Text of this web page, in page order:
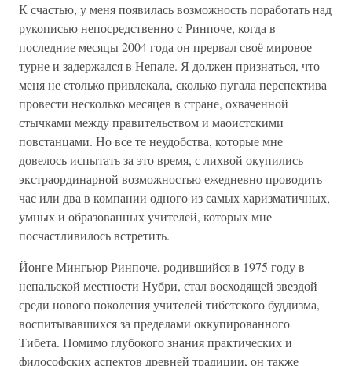
К счастью, у меня появилась возможность поработать над
рукописью непосредственно с Ринпоче, когда в
последние месяцы 2004 года он прервал своё мировое
турне и задержался в Непале. Я должен признаться, что
меня не столько привлекала, сколько пугала перспектива
провести несколько месяцев в стране, охваченной
стычками между правительством и маоистскими
повстанцами. Но все те неудобства, которые мне
довелось испытать за это время, с лихвой окупились
экстраординарной возможностью ежедневно проводить
час или два в компании одного из самых харизматичных,
умных и образованных учителей, которых мне
посчастливилось встретить.
Йонге Мингьюр Ринпоче, родившийся в 1975 году в
непальской местности Нубри, стал восходящей звездой
среди нового поколения учителей тибетского буддизма,
воспитывавшихся за пределами оккупированного
Тибета. Помимо глубокого знания практических и
философских аспектов древней традиции, он также